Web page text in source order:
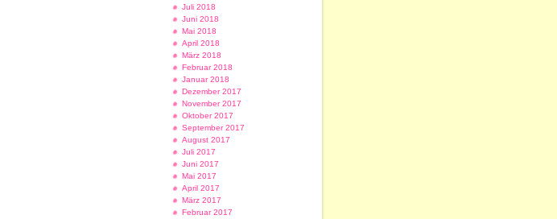
Juli 2018
Juni 2018
Mai 2018
April 2018
März 2018
Februar 2018
Januar 2018
Dezember 2017
November 2017
Oktober 2017
September 2017
August 2017
Juli 2017
Juni 2017
Mai 2017
April 2017
März 2017
Februar 2017